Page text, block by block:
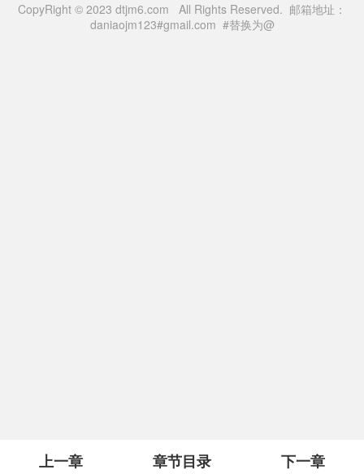
上一章 章节目录 下一章
CopyRight © 2023 dtjm6.com All Rights Reserved. 邮箱地址：
daniaojm123#gmail.com #替换为@